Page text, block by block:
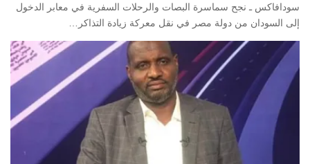
سودافاكس ـ نجح سماسرة البصات والرحلات السفرية في معابر الدخول
إلى السودان من دولة مصر في نقل معركة زيادة التذاكر…